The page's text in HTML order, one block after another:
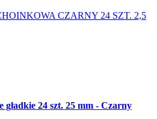
24 szt. 25 mm - Czarny